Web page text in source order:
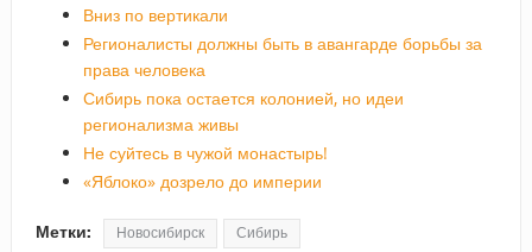
Вниз по вертикали
Регионалисты должны быть в авангарде борьбы за
права человека
Сибирь пока остается колонией, но идеи
регионализма живы
Не суйтесь в чужой монастырь!
«Яблоко» дозрело до империи
Метки: Новосибирск Сибирь